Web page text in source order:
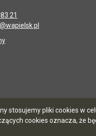
stosujemy pliki cookies w
cookies oznacza, że
21